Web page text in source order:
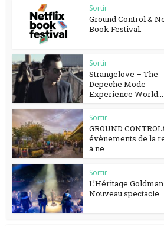
Sortir
Ground Control &
Book Festival.
Sortir
Strangelove – The
Depeche Mode
Experience World...
Sortir
GROUND
évènements de la
à ne...
Sortir
L’Héritage Goldman
Nouveau spectacle...